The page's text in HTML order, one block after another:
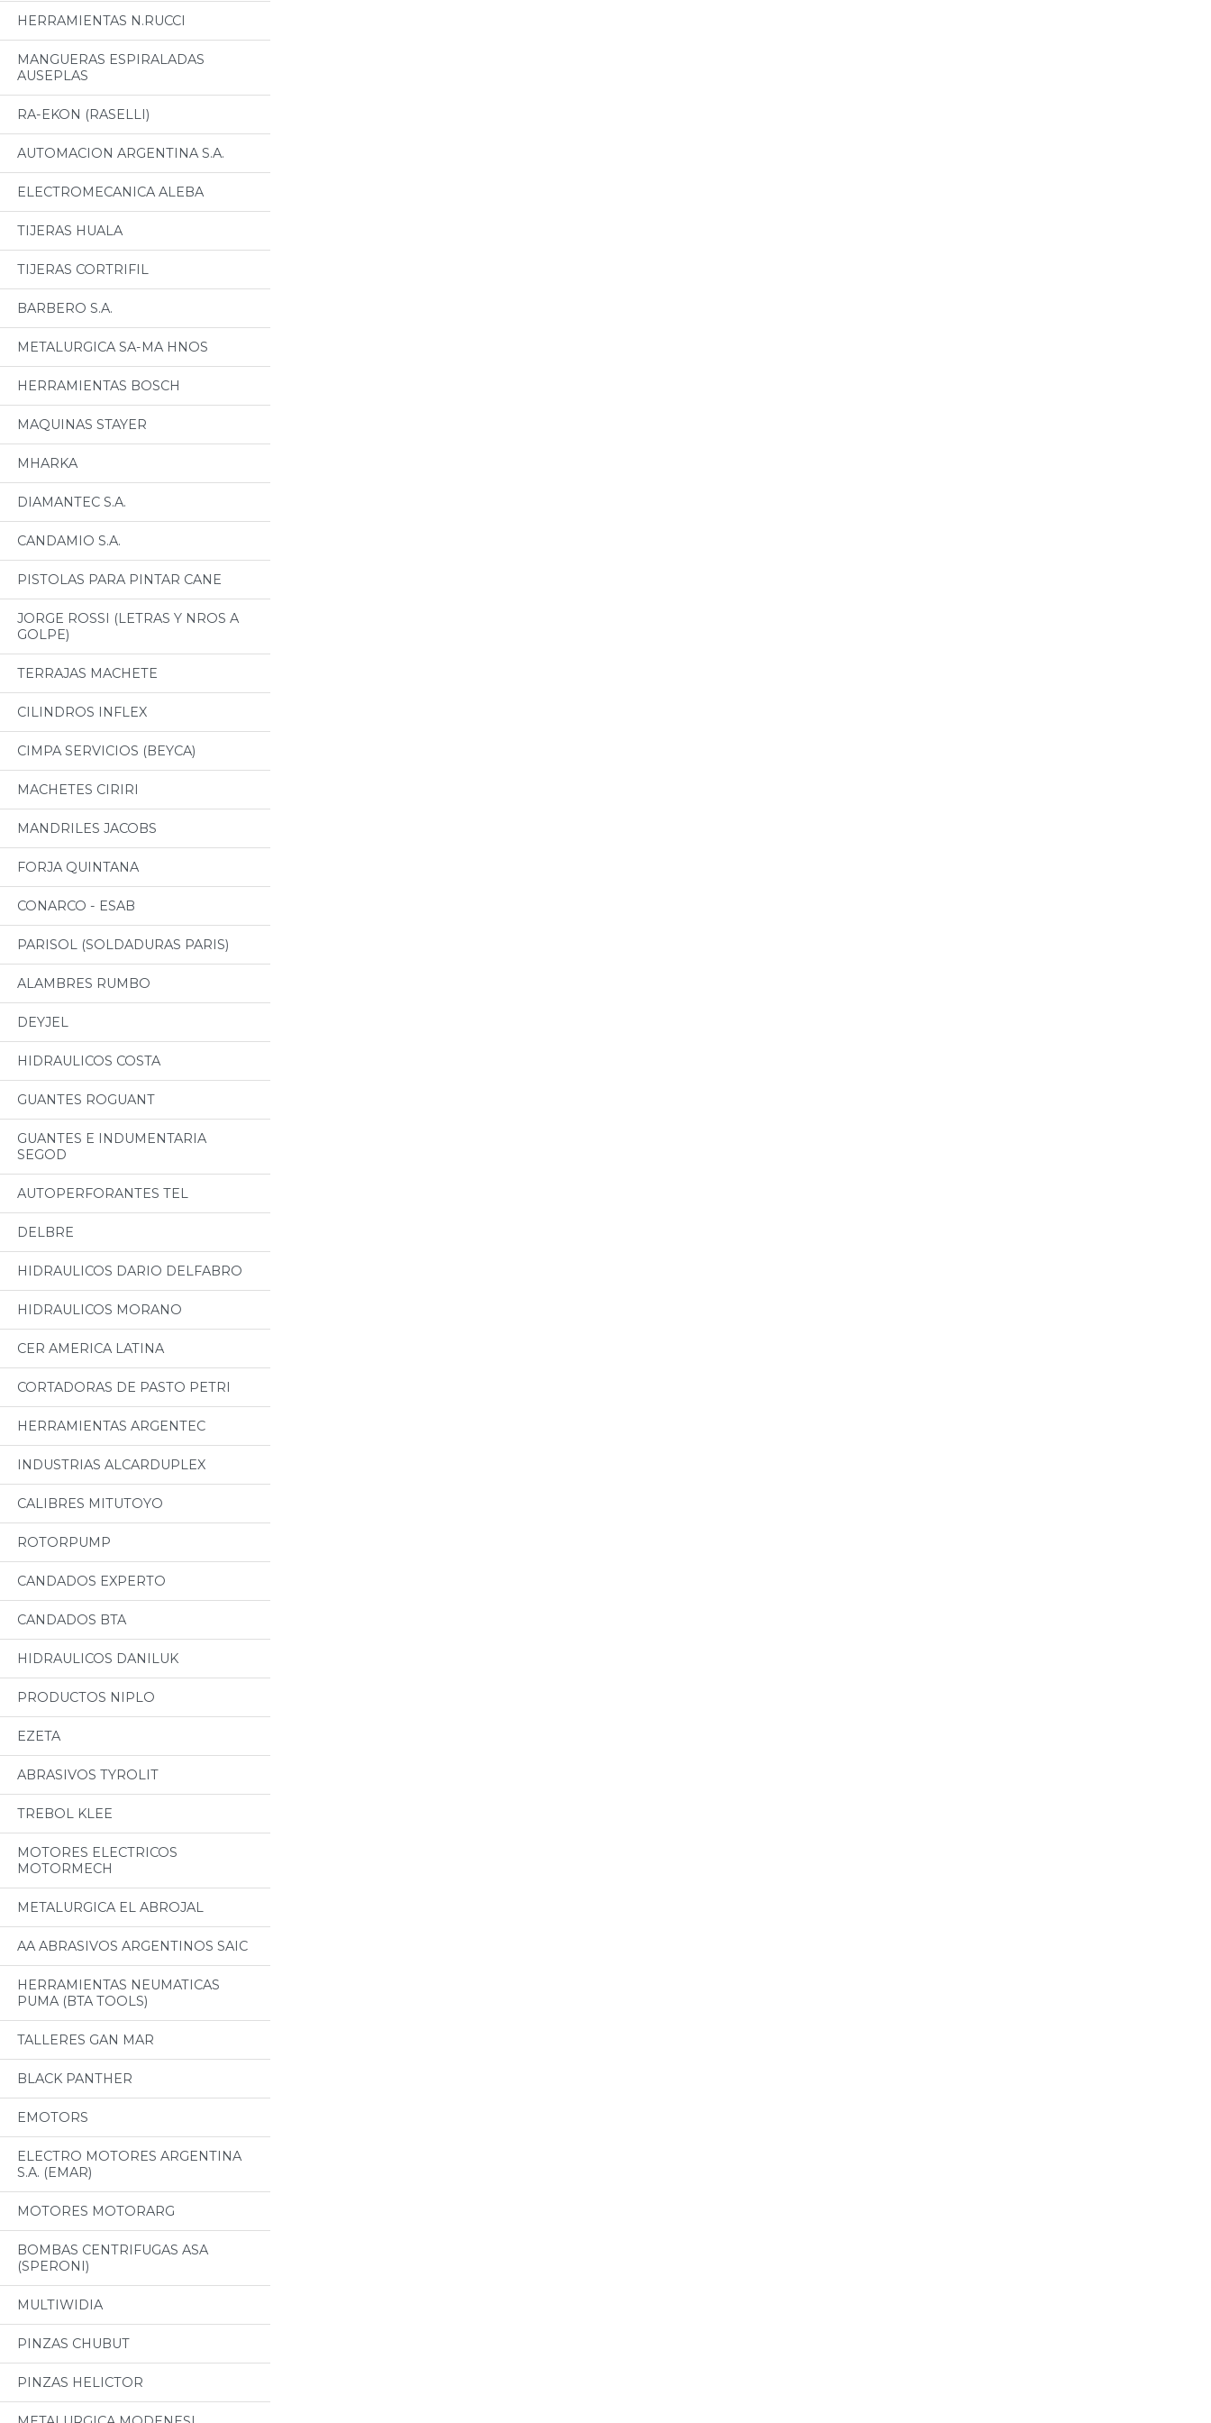
HERRAMIENTAS N.RUCCI
MANGUERAS ESPIRALADAS
AUSEPLAS
RA-EKON (RASELLI)
AUTOMACION ARGENTINA S.A.
ELECTROMECANICA ALEBA
TIJERAS HUALA
TIJERAS CORTRIFIL
BARBERO S.A.
METALURGICA SA-MA HNOS
HERRAMIENTAS BOSCH
MAQUINAS STAYER
MHARKA
DIAMANTEC S.A.
CANDAMIO S.A.
PISTOLAS PARA PINTAR CANE
JORGE ROSSI (LETRAS Y NROS A
GOLPE)
TERRAJAS MACHETE
CILINDROS INFLEX
CIMPA SERVICIOS (BEYCA)
MACHETES CIRIRI
MANDRILES JACOBS
FORJA QUINTANA
CONARCO - ESAB
PARISOL (SOLDADURAS PARIS)
ALAMBRES RUMBO
DEYJEL
HIDRAULICOS COSTA
GUANTES ROGUANT
GUANTES E INDUMENTARIA
SEGOD
AUTOPERFORANTES TEL
DELBRE
HIDRAULICOS DARIO DELFABRO
HIDRAULICOS MORANO
CER AMERICA LATINA
CORTADORAS DE PASTO PETRI
HERRAMIENTAS ARGENTEC
INDUSTRIAS ALCARDUPLEX
CALIBRES MITUTOYO
ROTORPUMP
CANDADOS EXPERTO
CANDADOS BTA
HIDRAULICOS DANILUK
PRODUCTOS NIPLO
EZETA
ABRASIVOS TYROLIT
TREBOL KLEE
MOTORES ELECTRICOS
MOTORMECH
METALURGICA EL ABROJAL
AA ABRASIVOS ARGENTINOS SAIC
HERRAMIENTAS NEUMATICAS
PUMA (BTA TOOLS)
TALLERES GAN MAR
BLACK PANTHER
EMOTORS
ELECTRO MOTORES ARGENTINA
S.A. (EMAR)
MOTORES MOTORARG
BOMBAS CENTRIFUGAS ASA
(SPERONI)
MULTIWIDIA
PINZAS CHUBUT
PINZAS HELICTOR